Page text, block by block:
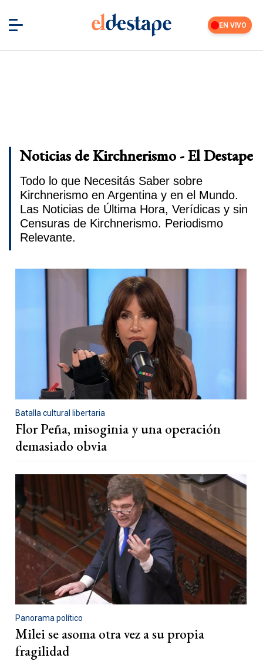
EN VIVO
Noticias de Kirchnerismo - El Destape
Todo lo que Necesitás Saber sobre
Kirchnerismo en Argentina y en el Mundo.
Las Noticias de Última Hora, Verídicas y sin
Censuras de Kirchnerismo. Periodismo
Relevante.
Batalla cultural libertaria
Flor Peña, misoginia y una operación
demasiado obvia
Panorama político
Milei se asoma otra vez a su propia
fragilidad